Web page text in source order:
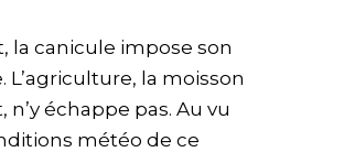
la canicule impose son
L’agriculture, la moisson
n’y échappe pas. Au vu
météo de ce